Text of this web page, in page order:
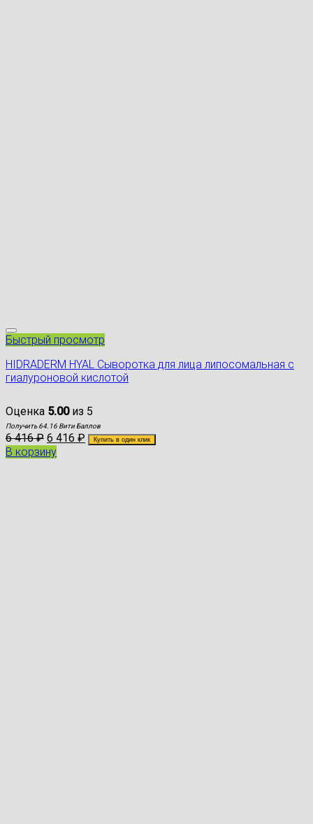
Быстрый просмотр
HIDRADERM HYAL Сыворотка для лица липосомальная с
гиалуроновой кислотой
Оценка 5.00из 5
Получить 64.16 Вити Баллов
6 416₽ 6 416 ₽ Купить в один клик
В корзину